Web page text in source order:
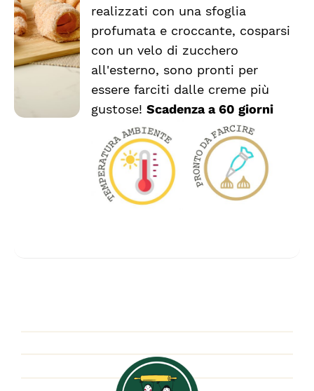
CARRELLO
DETTAGLI
realizzati con una sfoglia
profumata e croccante, cosparsi
con un velo di zucchero
all'esterno, sono pronti per
essere farciti dalle creme più
gustose!Scadenza a 60 giorni